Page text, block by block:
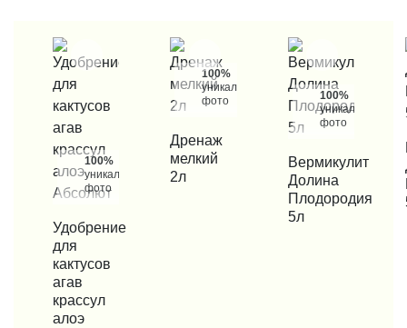
100%
уникальные
фото
КУПИТЬ В 1 КЛИК
Удобрение
для
кактусов
агав
крассул
алоэ
100%
уникальные
фото
КУПИТЬ В 1 КЛИК
Дренаж
мелкий
2л
100%
уникальные
фото
КУПИТЬ В 1 КЛИК
Вермикулит
Долина
Плодородия
5л